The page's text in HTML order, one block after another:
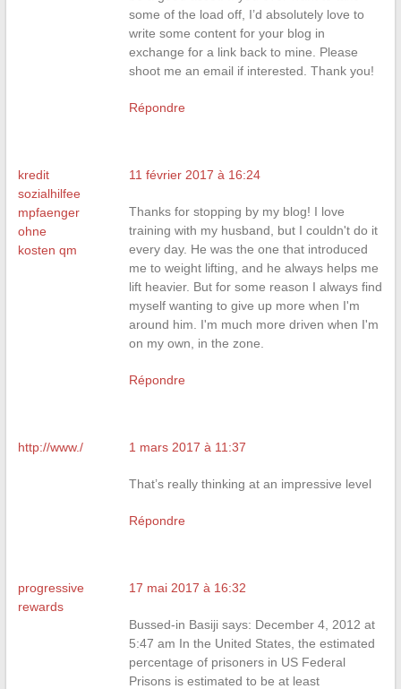
some of the load off, I’d absolutely love to
write some content for your blog in
exchange for a link back to mine. Please
shoot me an email if interested. Thank you!
Répondre
kredit
sozialhilfee
mpfaenger
ohne
kosten qm
11 février 2017 à 16:24
Thanks for stopping by my blog! I love
training with my husband, but I couldn't do it
every day. He was the one that introduced
me to weight lifting, and he always helps me
lift heavier. But for some reason I always find
myself wanting to give up more when I'm
around him. I'm much more driven when I'm
on my own, in the zone.
Répondre
http://www./ 1 mars 2017 à 11:37
That’s really thinking at an impressive level
Répondre
progressive
rewards
17 mai 2017 à 16:32
Bussed-in Basiji says: December 4, 2012 at
5:47 am In the United States, the estimated
percentage of prisoners in US Federal
Prisons is estimated to be at least